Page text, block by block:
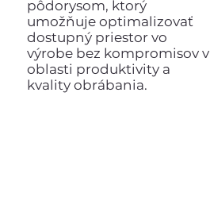
pôdorysom, ktorý
umožňuje optimalizovať
dostupný priestor vo
výrobe bez kompromisov v
oblasti produktivity a
kvality obrábania.